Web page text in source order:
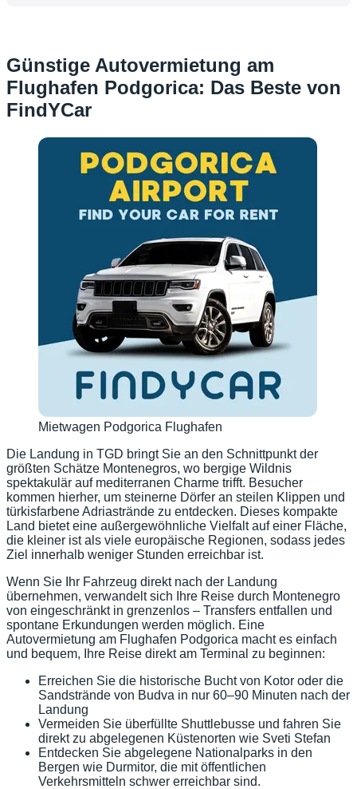
Günstige Autovermietung am
Flughafen Podgorica: Das Beste von
FindYCar
Mietwagen Podgorica Flughafen
Die Landung in TGD bringt Sie an den Schnittpunkt der
größten Schätze Montenegros, wo bergige Wildnis
spektakulär auf mediterranen Charme trifft. Besucher
kommen hierher, um steinerne Dörfer an steilen Klippen und
türkisfarbene Adriastrände zu entdecken. Dieses kompakte
Land bietet eine außergewöhnliche Vielfalt auf einer Fläche,
die kleiner ist als viele europäische Regionen, sodass jedes
Ziel innerhalb weniger Stunden erreichbar ist.
Wenn Sie Ihr Fahrzeug direkt nach der Landung
übernehmen, verwandelt sich Ihre Reise durch Montenegro
von eingeschränkt in grenzenlos – Transfers entfallen und
spontane Erkundungen werden möglich. Eine
Autovermietung am Flughafen Podgorica macht es einfach
und bequem, Ihre Reise direkt am Terminal zu beginnen:
Erreichen Sie die historische Bucht von Kotor oder die
Sandstrände von Budva in nur 60–90 Minuten nach der
Landung
Vermeiden Sie überfüllte Shuttlebusse und fahren Sie
direkt zu abgelegenen Küstenorten wie Sveti Stefan
Entdecken Sie abgelegene Nationalparks in den
Bergen wie Durmitor, die mit öffentlichen
Verkehrsmitteln schwer erreichbar sind.